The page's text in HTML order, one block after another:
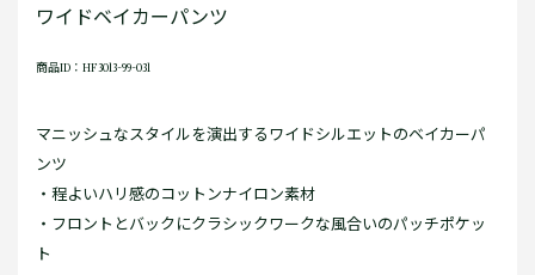
ワイドベイカーパンツ
商品ID：HF3013-99-031
マニッシュなスタイルを演出するワイドシルエットのベイカーパ
ンツ
・程よいハリ感のコットンナイロン素材
・フロントとバックにクラシックワークな風合いのパッチポケッ
ト